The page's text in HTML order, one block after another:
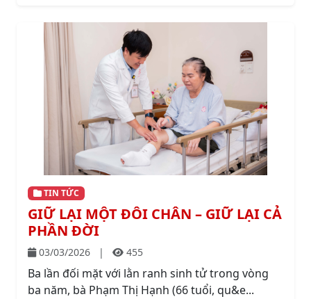
TIN TỨC
GIỮ LẠI MỘT ĐÔI CHÂN – GIỮ LẠI CẢ
PHẦN ĐỜI
03/03/2026 | 455
Ba lần đối mặt với lằn ranh sinh tử trong vòng
ba năm, bà Phạm Thị Hạnh (66 tuổi, qu&e...